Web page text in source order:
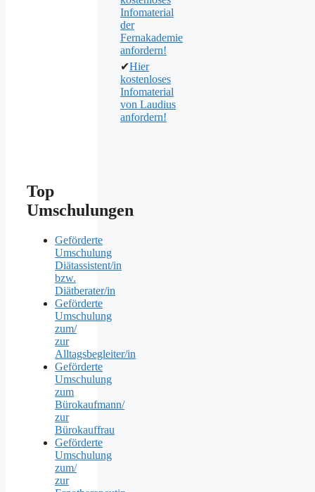
Infomaterial
der
Fernakademie
anfordern!
✔Hier
kostenloses
Infomaterial
von Laudius
anfordern!
Top
Umschulungen
Geförderte
Umschulung
Diätassistent/in
bzw.
Diätberater/in
Geförderte
Umschulung
zum/
zur
Alltagsbegleiter/in
Geförderte
Umschulung
zum
Bürokaufmann/
zur
Bürokauffrau
Geförderte
Umschulung
zum/
zur